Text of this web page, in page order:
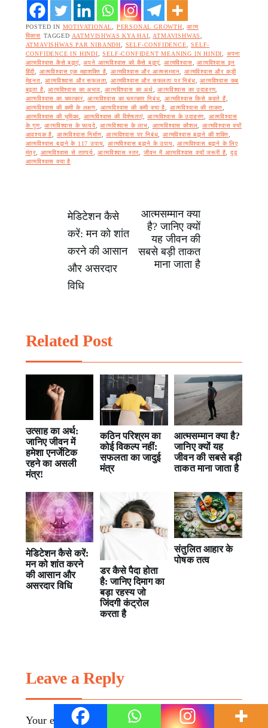
POSTED IN MOTIVATIONAL PERSONAL GROWTH ,आत्म
विकास TAGGED AATMVISHWAS KYA HAI ATMAVISHWAS
ATMAVISHWAS PAR NIBANDH
SELF-CONFIDENCE ,SELF-
CONFIDENCE IN HINDI ,SELF-CONFIDENT MEANING IN HINDI
अपना
आत्मविश्वास कैसे बढ़ाएं,अपने आत्मविश्वास को कैसे बढ़ाएं, आत्मविश्वास ,आत्मविश्वास इन
हिंदी
आत्मविश्वास एक महाशक्ति है आत्मविश्वास और आत्मसम्मान ,आत्मविश्वास और कड़ी
मेहनत ,आत्मविश्वास और सफलता, आत्मविश्वास और सफलता पर निबंध ,आत्मविश्वास कब
बढ़ता है ,आत्मविश्वास का अभाव ,आत्मविश्वास का अर्थ ,आत्मविश्वास का उदाहरण
आत्मविश्वास का चमत्कार,आत्मविश्वास का चमत्कार निबंध आत्मविश्वास किसे कहते हैं,
आत्मविश्वास की कमी के लक्षण
आत्मविश्वास की कमी क्या है आत्मविश्वास की ताकत
आत्मविश्वास की भूमिका, आत्मविश्वास की विशेषताएं,आत्मविश्वास के उदाहरण
आत्मविश्वास
के गुण ,आत्मविश्वास के फायदे ,आत्मविश्वास के लाभ आत्मविश्वास कौशल ,आत्मविश्वास क्यों
आवश्यक है
आत्मविश्वास निर्माण ,आत्मविश्वास पर निबंध ,आत्मविश्वास बढ़ाने की शक्ति
आत्मविश्वास बढ़ाने के 117 उपाय
आत्मविश्वास बढ़ाने के उपाय ,आत्मविश्वास बढ़ाने के लिए
मंत्र, आत्मविश्वास से तात्पर्य ,आत्मविश्वास स्तर जीवन में आत्मविश्वास क्यों जरूरी है ,दृढ़
आत्मविश्वास क्या है
Post
navigation
मेडिटेशन कैसे
करें: मन को शांत
करने की आसान
और असरदार
विधि
आत्मसम्मान क्या
है? जानिए क्यों
यह जीवन की
सबसे बड़ी ताकत
माना जाता है
Related Post
उत्साह का अर्थ:
जानिए जीवन में
हमेशा एनर्जेटिक
रहने का असली
मंत्र!
कठिन परिश्रम का
कोई विकल्प नहीं:
सफलता का जादुई
मंत्र
आत्मसम्मान क्या है?
जानिए क्यों यह
जीवन की सबसे बड़ी
ताकत माना जाता है
मेडिटेशन कैसे करें:
मन को शांत करने
की आसान और
असरदार विधि
डर कैसे पैदा होता
है: जानिए दिमाग का
बड़ा रहस्य जो
जिंदगी कंट्रोल
करता है
संतुलित आहार के
पोषक तत्व
Leave a Reply
Your email address will not be published.